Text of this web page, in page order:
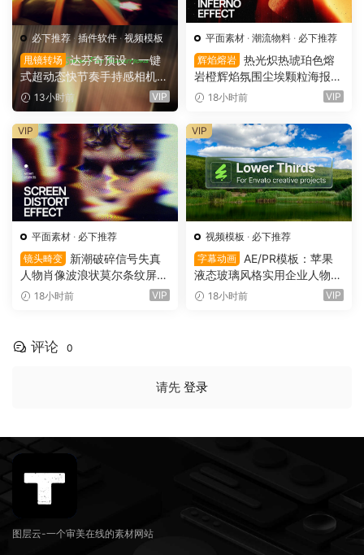
必下推荐· 插件软件 ·视频模板
甩镜转场 达芬奇预设：一键
式超动态快节奏手持感相机摇
晃运动甩镜头无缝转场过渡
支持横竖屏（16158）
13小时前 VIP
平面素材 · 潮流物料 · 必下推荐
辉焰熔岩 热光炽热琥珀色熔
岩橙辉焰氛围尘埃颗粒海报封
面设计PSD特效样机 Glow Inf
18小时前 VIP
平面素材 · 必下推荐
镜头畸变
新潮破碎信号失真
人物肖像波浪状莫尔条纹屏幕
畸变专辑封面音乐海报传单P
18小时前 VIP
VIP
视频模板 · 必下推荐
字幕动画
AE/PR模板：苹果
液态玻璃风格实用企业人物宣
传下横栏字幕条文字标题动画
18小时前 VIP
VIP
评论 0
请先 登录
图层云-一个审美在线的素材网站